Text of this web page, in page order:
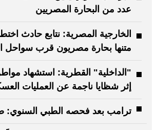
عدد من البحارة المصريين
الخارجية المصرية: نتابع حادث
متنها بحارة مصريون قرب سواحل
"الداخلية" القطرية: استشهاد
إثر شظايا ناجمة عن العمليات
ترامب بعد فحصه الطبي السنوي: